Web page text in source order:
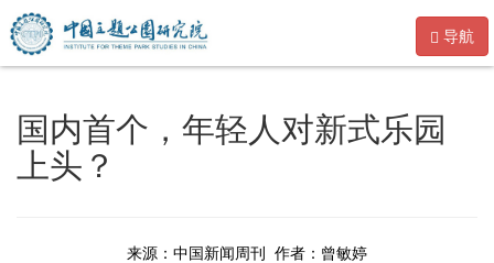
导航
国内首个，年轻人对新式乐园
上头？
来源：中国新闻周刊 作者：曾敏婷